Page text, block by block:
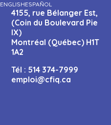
ENGLISHESPAÑOL
4155, rue Bélanger Est,
(Coin du Boulevard Pie
IX)
Montréal (Québec) H1T
1A2
Tél : 514 374-7999
emploi@cfiq.ca